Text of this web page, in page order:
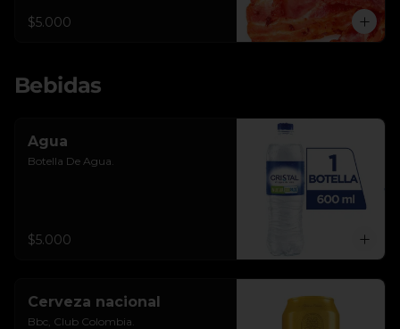
$5.000
Bebidas
Agua
Botella De Agua.
$5.000
Cerveza nacional
Bbc, Club Colombia.